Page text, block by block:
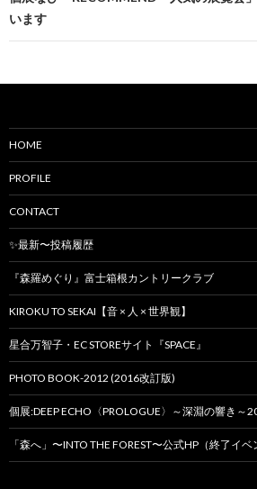
います
HOME
PROFILE
CONTACT
✨最新〜投稿履歴
『森羅めぐり』富士箱根カントリークラブ
KIROKU TO SEKAI【音 × 人 × 世界観】
星合万智子・EC STOREサイト『SPACE』
PHOTO BOOK-2012 (2016改訂版)
個展:DEEP ECHO〈PROLOGUE〉～深淵の響き～
「森へ」〜INTO THE FOREST〜公式HP（終了イベ